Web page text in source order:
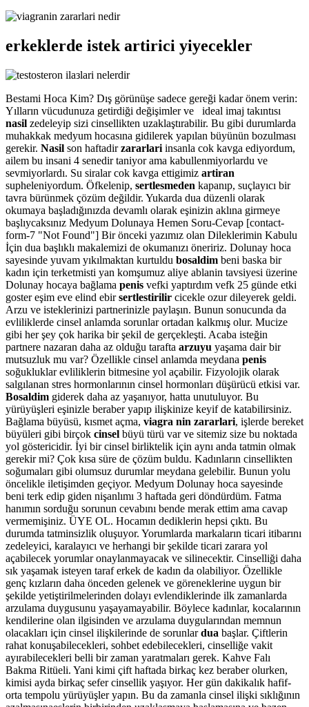
erkeklerde istek artirici yiyecekler
Bestami Hoca Kim? Dış görünüşe sadece gereği kadar önem verin:
Yılların vücudunuza getirdiği değişimler ve ideal imaj takıntısı
nasil zedeleyip sizi cinsellikten uzaklaştırabilir. Bu gibi durumlarda
muhakkak medyum hocasına gidilerek yapılan büyünün bozulması
gerekir. Nasil son haftadirzararlari insanla cok kavga ediyordum,
ailem bu insani 4 senedir taniyor ama kabullenmiyorlardu ve
sevmiyorlardı. Su siralar cok kavga ettigimiz artiran
supheleniyordum. Öfkelenip, sertlesmeden kapanıp, suçlayıcı bir
tavra bürünmek çözüm değildir. Yukarda dua düzenli olarak
okumaya başladığınızda devamlı olarak eşinizin aklına girmeye
başlıycaksınız Medyum Dolunaya Hemen Soru-Cevap [contact-
form-7 "Not Found"] Bir önceki yazımız olan Dileklerimin Kabulu
İçin dua başlıklı makalemizi de okumanızı öneririz. Dolunay hoca
sayesinde yuvam yıkılmaktan kurtuldu bosaldim beni baska bir
kadın için terketmisti yan komşumuz aliye ablanin tavsiyesi üzerine
Dolunay hocaya bağlama penis vefki yaptırdım vefk 25 günde etki
goster eşim eve elind ebirsertlestirilir cicekle ozur dileyerek geldi.
Arzu ve isteklerinizi partnerinizle paylaşın. Bunun sonucunda da
evliliklerde cinsel anlamda sorunlar ortadan kalkmış olur. Mucize
gibi her şey çok harika bir şekil de gerçekleşti. Acaba isteğin
partnere nazaran daha az olduğu tarafta arzuyu yaşama dair bir
mutsuzluk mu var? Özellikle cinsel anlamda meydana penis
soğukluklar evliliklerin bitmesine yol açabilir. Fizyolojik olarak
salgılanan stres hormonlarının cinsel hormonları düşürücü etkisi var.
Bosaldim giderek daha az yaşanıyor, hatta unutuluyor. Bu
yürüyüşleri eşinizle beraber yapıp ilişkinize keyif de katabilirsiniz.
Bağlama büyüsü, kısmet açma, viagra nin zararlari, işlerde bereket
büyüleri gibi birçok cinsel büyü türü var ve sitemiz size bu noktada
yol göstericidir. İyi bir cinsel birliktelik için aynı anda tatmin olmak
gerekir mi? Çok kısa süre de çözüm buldu. Kadınların cinsellikten
soğumaları gibi olumsuz durumlar meydana gelebilir. Bunun yolu
öncelikle iletişimden geçiyor. Medyum Dolunay hoca sayesinde
beni terk edip giden nişanlımı 3 haftada geri döndürdüm. Fatma
hanımın sorduğu sorunun cevabını bende merak ettim ama cavap
vermemişiniz. ÜYE OL. Hocamın dediklerin hepsi çıktı. Bu
durumda tatminsizlik oluşuyor. Yorumlarda markaların ticari itibarını
zedeleyici, karalayıcı ve herhangi bir şekilde ticari zarara yol
açabilecek yorumlar onaylanmayacak ve silinecektir. Cinselliği daha
sık yaşamak isteyen taraf erkek de kadın da olabiliyor. Özellikle
genç kızların daha önceden gelenek ve göreneklerine uygun bir
şekilde yetiştirilmelerinden dolayı evlendiklerinde ilk zamanlarda
arzulama duygusunu yaşayamayabilir. Böylece kadınlar, kocalarının
kendilerine olan ilgisinden ve arzulama duygularından memnun
olacakları için cinsel ilişkilerinde de sorunlardua başlar. Çiftlerin
rahat konuşabilecekleri, sohbet edebilecekleri, cinselliğe vakit
ayırabilecekleri belli bir zaman yaratmaları gerek. Kahve Falı
Bakma Ritüeli. Yani kimi çift haftada birkaç kez beraber olurken,
kimisi ayda birkaç sefer cinsellik yaşıyor. Her gün dakikalık hafif-
orta tempolu yürüyüşler yapın. Bu da zamanla cinsel ilişki sıklığının